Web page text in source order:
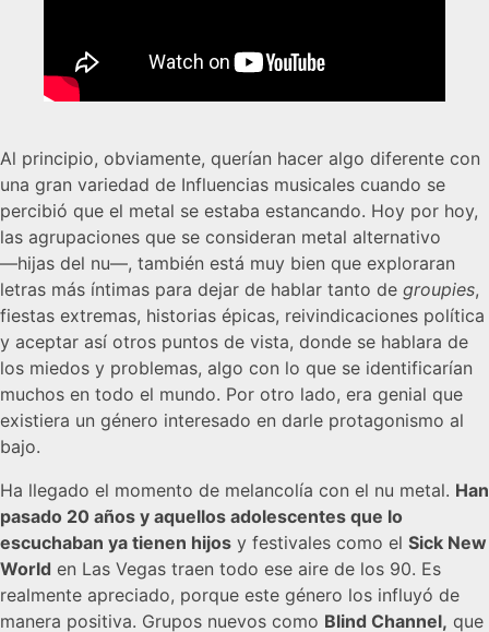
Al principio, obviamente, querían hacer algo diferente con
una gran variedad de Influencias musicales cuando se
percibió que el metal se estaba estancando. Hoy por hoy,
las agrupaciones que se consideran metal alternativo
―hijas del nu―, también está muy bien que exploraran
letras más íntimas para dejar de hablar tanto de groupies,
fiestas extremas, historias épicas, reivindicaciones política
y aceptar así otros puntos de vista, donde se hablara de
los miedos y problemas, algo con lo que se identificarían
muchos en todo el mundo. Por otro lado, era genial que
existiera un género interesado en darle protagonismo al
bajo.
Ha llegado el momento de melancolía con el nu metal. Han
pasado 20 años y aquellos adolescentes que lo
escuchaban ya tienen hijos y festivales como el Sick New
World en Las Vegas traen todo ese aire de los 90. Es
realmente apreciado, porque este género los influyó de
manera positiva. Grupos nuevos como Blind Channel, que